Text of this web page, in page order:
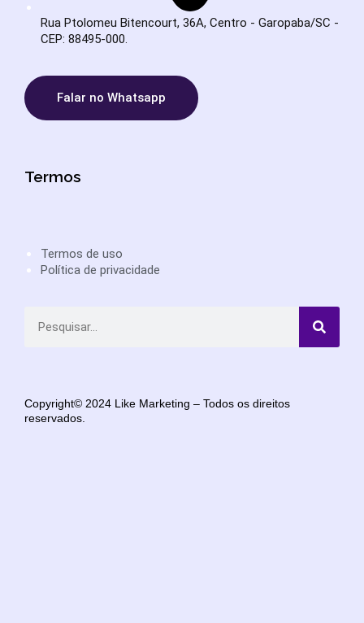
Rua Ptolomeu Bitencourt, 36A, Centro - Garopaba/SC -
CEP: 88495-000.
Falar no Whatsapp
Termos
Termos de uso
Política de privacidade
Copyright© 2024 Like Marketing – Todos os direitos
reservados.